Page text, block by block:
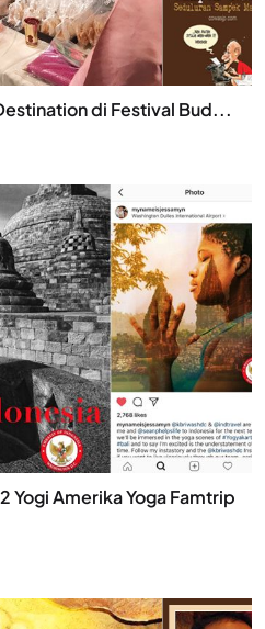
di Festival Bud...
Yogi Amerika Yoga Famtrip